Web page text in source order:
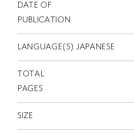
DATE OF
PUBLICATION
LANGUAGE(S) JAPANESE
TOTAL
PAGES
SIZE